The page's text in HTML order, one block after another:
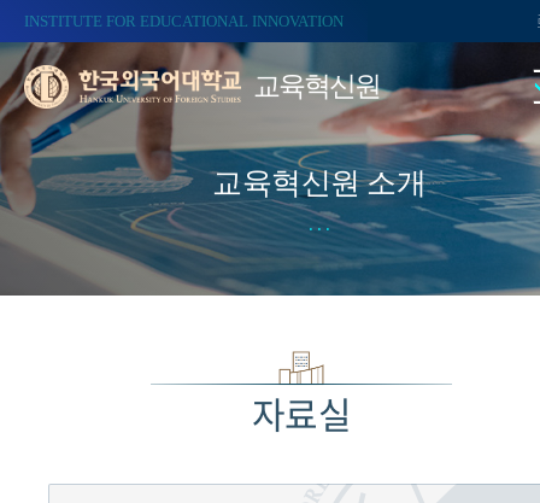
INSTITUTE FOR EDUCATIONAL INNOVATION
교육혁신원
교육혁신원 소개
자료실